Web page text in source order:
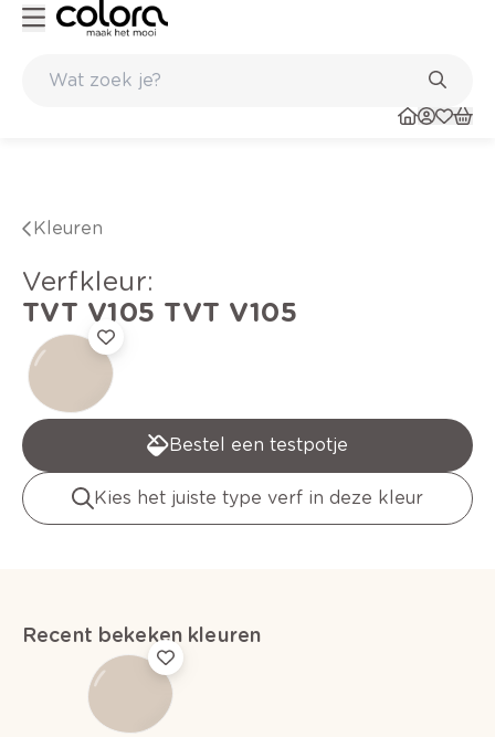
Kleuren
verfkleur:
TVT V105 TVT V105
Bestel een testpotje
Kies het juiste type verf in deze kleur
Recent bekeken kleuren